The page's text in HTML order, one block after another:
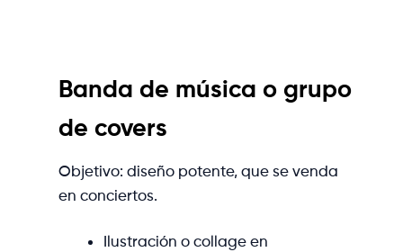
Banda de música o grupo
de covers
Objetivo: diseño potente, que se venda
en conciertos.
Ilustración o collage en